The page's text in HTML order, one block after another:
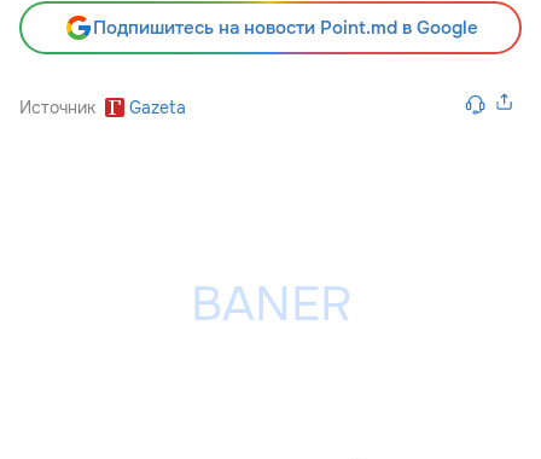
Подпишитесь на новости Point.md в Google
Источник Gazeta